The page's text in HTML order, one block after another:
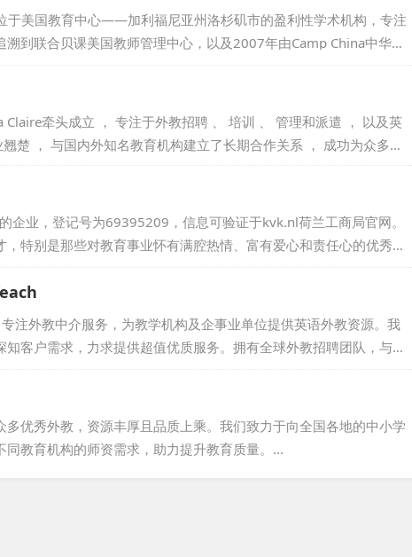
的专业能力和资源优势，为客户提供全方位、个性化的服务，助力
于美国教育中心——加利福尼亚州洛杉矶市的盈利性学术机构，专注
到联合贝课美国教师管理中心，以及2007年由Camp China中华营
教师俱乐部。这个联盟的核心力量在于精英教师，立足加州，扎根
。...
牵头成立 ， 专注于外教招聘 、 培训 、 管理和派遣 ， 以及英
楚 ， 与国内外知名教育机构建立了长期合作关系 ， 成功为众多公
公司始终坚守 “ 一切为了学生 ， 为了学生一切 ” 的宗旨 ， 致力
学生英语口语 》 系列教材 ， 以生动的情节和实用的内容 ， 深受...
企业，登记号为69395209，信息可验证于kvk.nl荷兰工商局官网。
特别是那些对教育事业怀有满腔热情、富有爱心和责任心的优秀个
怀揣梦想的毕业生，他们都汇聚于此，共同为教育事业贡献力量。
选，确保每一位外教都是最合适的人选。...
注外教中介服务，为教学机构及企事业单位提供英语外教资源。我
客户需求，力求提供超值优质服务。拥有全球外教招聘团队，与多
语母语国家，品质卓越。提供全方位服务，外教离职承诺免费更
共创未来。...
优秀外教，资源丰厚且品质上乘。我们致力于向全国各地的中小学
教育机构的师资需求，助力提升教育质量。...